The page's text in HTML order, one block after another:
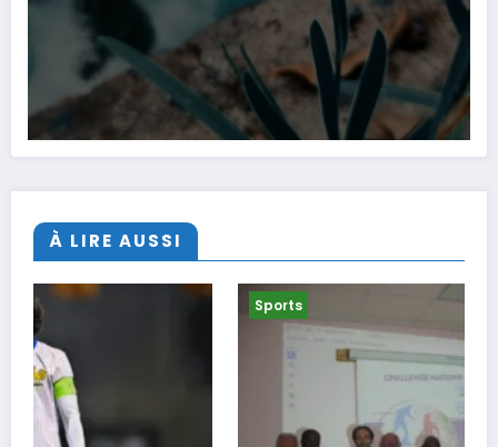
À LIRE AUSSI